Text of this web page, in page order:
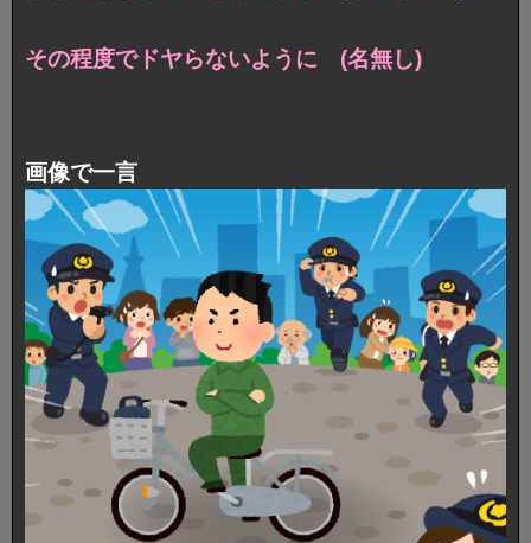
その程度でドヤらないように (名無し)
画像で一言